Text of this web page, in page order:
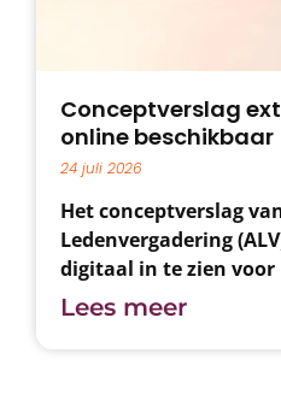
Conceptverslag
online beschikbaar
24 juli 2026
Het conceptverslag
Ledenvergadering
digitaal in te zien voor
Lees meer